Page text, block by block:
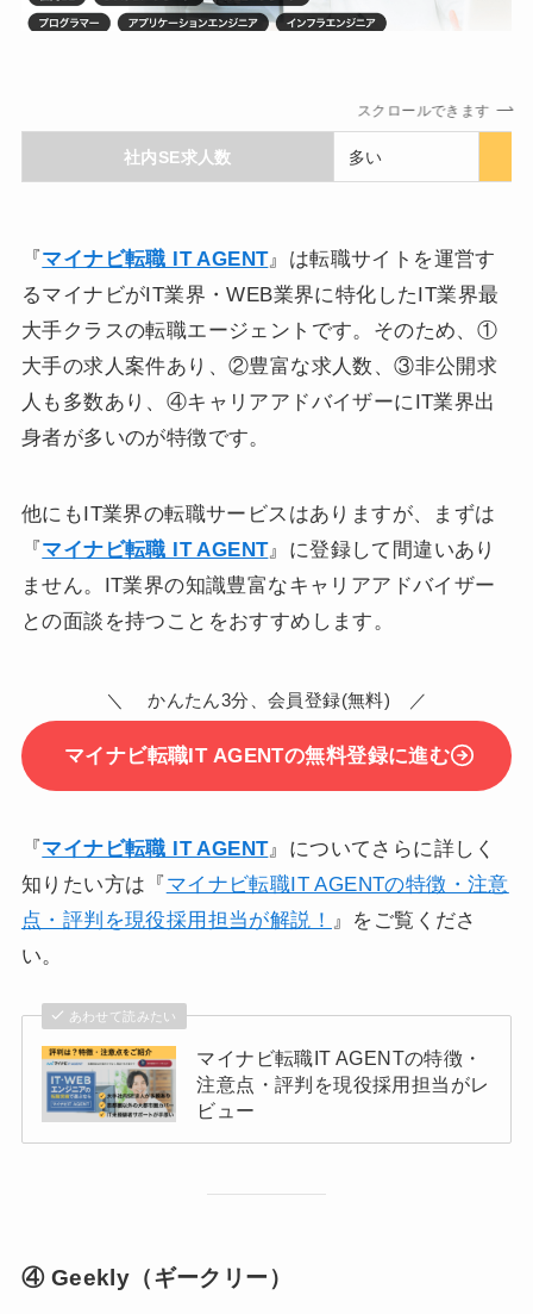
スクロールできます
社内SE求人数 多い
『マイナビ転職 IT AGENT』は転職サイトを運営す
るマイナビがIT業界・WEB業界に特化したIT業界最
大手クラスの転職エージェントです。そのため、①
大手の求人案件あり、②豊富な求人数、③非公開求
人も多数あり、④キャリアアドバイザーにIT業界出
身者が多いのが特徴です。
他にもIT業界の転職サービスはありますが、まずは
『マイナビ転職 IT AGENT』に登録して間違いあり
ません。IT業界の知識豊富なキャリアアドバイザー
との面談を持つことをおすすめします。
＼ かんたん3分、会員登録(無料) ／
マイナビ転職IT AGENTの無料登録に進む
『マイナビ転職 IT AGENT』についてさらに詳しく
知りたい方は『 マイナビ転職IT AGENTの特徴・注意
点・評判を現役採用担当が解説！ 』をご覧くださ
い。
あわせて読みたい
マイナビ転職IT AGENTの特徴・
注意点・評判を現役採用担当がレ
ビュー
④ Geekly（ギークリー）